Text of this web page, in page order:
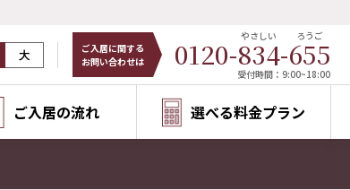
大
ご入居に関する
お問い合わせは
0120-834
やさしい
-655
ろうご
受付時間：9:00~18:00
ご入居の流れ 選べる料金プラン